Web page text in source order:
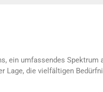
ein umfassendes
Lage, die vielfältigen